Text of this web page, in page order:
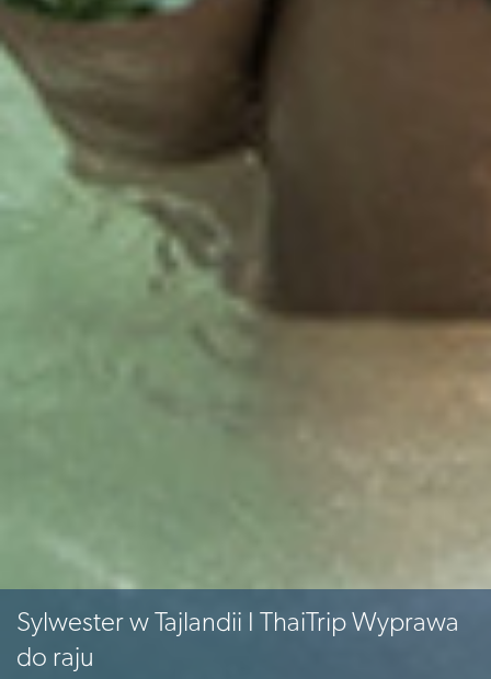
Sylwester w Tajlandii I ThaiTrip Wyprawa
do raju